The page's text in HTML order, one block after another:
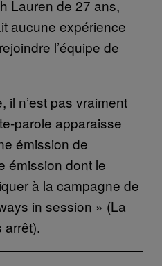
Lauren de 27 ans,
aucune expérience
l’équipe de
il n’est pas vraiment
parole apparaisse
émission de
émission dont le
à la campagne de
in session » (La